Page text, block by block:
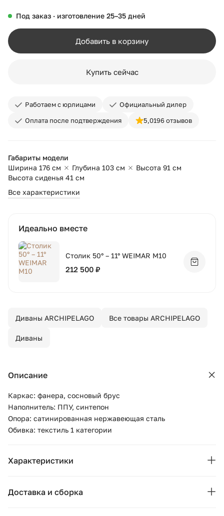
Под заказ · изготовление 25–35 дней
Добавить в корзину
Купить сейчас
Работаем с юрлицами
Официальный дилер
Оплата после подтверждения
5,0196 отзывов
Габариты модели
Ширина 176 см
Глубина 103 см
Высота 91 см
Высота сиденья 41 см
Все характеристики
Идеально вместе
Столик 50° – 11° WEIMAR M10
212 500 ₽
Диваны ARCHIPELAGO Все товары ARCHIPELAGO
Диваны
Описание
Каркас: фанера, сосновый брус
Наполнитель: ППУ, синтепон
Опора: сатинированная нержавеющая сталь
Обивка: текстиль 1 категории
Характеристики
Доставка и сборка